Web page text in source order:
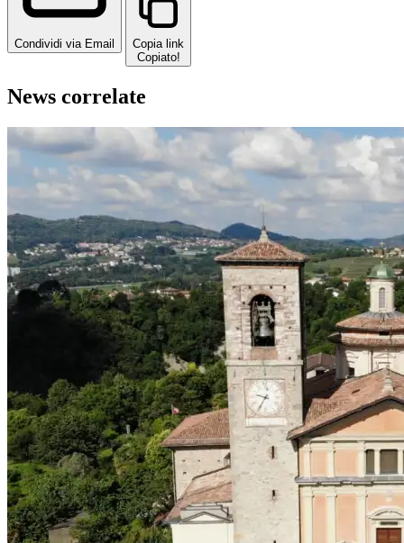
Condividi via Email
Copia link
Copiato!
News correlate